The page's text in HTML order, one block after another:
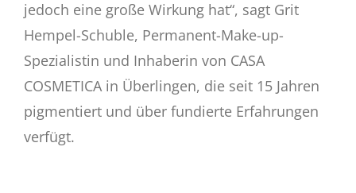
jedoch eine große Wirkung hat“, sagt Grit
Hempel-Schuble, Permanent-Make-up-
Spezialistin und Inhaberin von CASA
COSMETICA in Überlingen, die seit 15 Jahren
pigmentiert und über fundierte Erfahrungen
verfügt.